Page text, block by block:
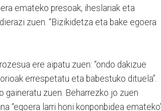
emateko presoak, iheslariak eta
zuen. “Bizikidetza eta bake egoera
ere aipatu zuen: “ondo dakizue
errespetatu eta babestuko dituela”.
gaineratu zuen. Beharrezko jo zuen
“egoera larri honi konponbidea